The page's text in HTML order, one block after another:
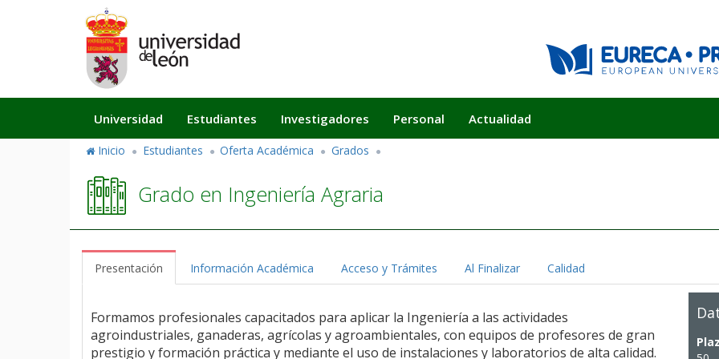
Navegación
principal
Universidad Estudiantes Investigadores Personal Actualidad
Inicio Estudiantes Oferta Académica Grados
Grado en Ingeniería Agraria
Presentación Información Académica Acceso y Trámites Al Finalizar Calidad
Formamos profesionales capacitados para aplicar la Ingeniería a las actividades
agroindustriales, ganaderas, agrícolas y agroambientales, con equipos de profesores de gran
prestigio y formación práctica y mediante el uso de instalaciones y laboratorios de alta calidad.